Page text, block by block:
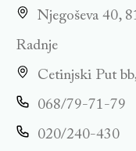
Njegoševa 40,
Radnje
Cetinjski Put
068/79-71-79
020/240-430